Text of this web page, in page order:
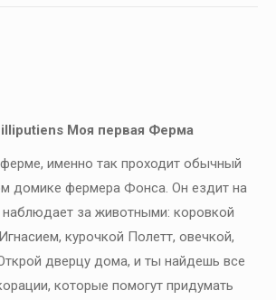
Моя первая Ферма
именно так проходит обычный
домике фермера Фонса. Он ездит на
наблюдает за животными: коровкой
курочкой Полетт, овечкой,
дверцу дома, и ты найдешь все
которые помогут придумать